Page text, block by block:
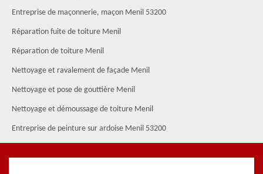
Entreprise de maçonnerie, maçon Menil 53200
Réparation fuite de toiture Menil
Réparation de toiture Menil
Nettoyage et ravalement de façade Menil
Nettoyage et pose de gouttière Menil
Nettoyage et démoussage de toiture Menil
Entreprise de peinture sur ardoise Menil 53200